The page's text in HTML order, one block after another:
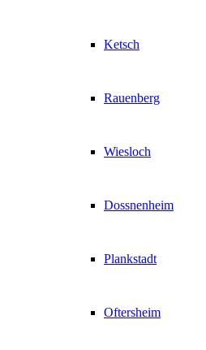
Ketsch
Rauenberg
Wiesloch
Dossnenheim
Plankstadt
Oftersheim